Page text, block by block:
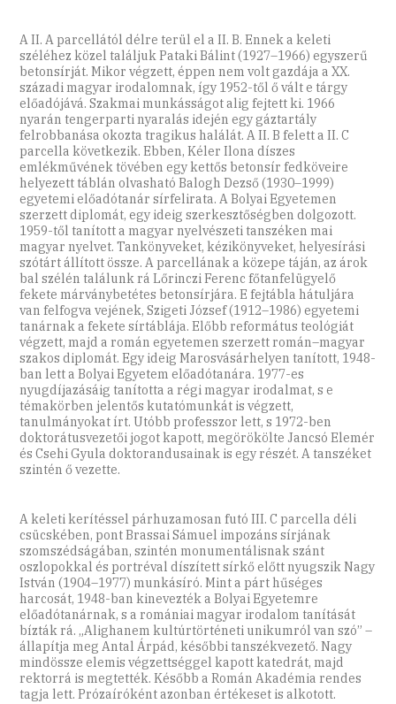
A II. A parcellától délre terül el a II. B. Ennek a keleti
széléhez közel találjuk Pataki Bálint (1927–1966) egyszerű
betonsírját. Mikor végzett, éppen nem volt gazdája a XX.
századi magyar irodalomnak, így 1952-től ő vált e tárgy
előadójává. Szakmai munkásságot alig fejtett ki. 1966
nyarán tengerparti nyaralás idején egy gáztartály
felrobbanása okozta tragikus halálát. A II. B felett a II. C
parcella következik. Ebben, Kéler Ilona díszes
emlékművének tövében egy kettős betonsír fedköveire
helyezett táblán olvasható Balogh Dezső (1930–1999)
egyetemi előadótanár sírfelirata. A Bolyai Egyetemen
szerzett diplomát, egy ideig szerkesztőségben dolgozott.
1959-től tanított a magyar nyelvészeti tanszéken mai
magyar nyelvet. Tankönyveket, kézikönyveket, helyesírási
szótárt állított össze. A parcellának a közepe táján, az árok
bal szélén találunk rá Lőrinczi Ferenc főtanfelügyelő
fekete márványbetétes betonsírjára. E fejtábla hátuljára
van felfogva vejének, Szigeti József (1912–1986) egyetemi
tanárnak a fekete sírtáblája. Előbb református teológiát
végzett, majd a román egyetemen szerzett román–magyar
szakos diplomát. Egy ideig Marosvásárhelyen tanított, 1948-
ban lett a Bolyai Egyetem előadótanára. 1977-es
nyugdíjazásáig tanította a régi magyar irodalmat, s e
témakörben jelentős kutatómunkát is végzett,
tanulmányokat írt. Utóbb professzor lett, s 1972-ben
doktorátusvezetői jogot kapott, megörökölte Jancsó Elemér
és Csehi Gyula doktorandusainak is egy részét. A tanszéket
szintén ő vezette.
A keleti kerítéssel párhuzamosan futó III. C parcella déli
csücskében, pont Brassai Sámuel impozáns sírjának
szomszédságában, szintén monumentálisnak szánt
oszlopokkal és portréval díszített sírkő előtt nyugszik Nagy
István (1904–1977) munkásíró. Mint a párt hűséges
harcosát, 1948-ban kinevezték a Bolyai Egyetemre
előadótanárnak, s a romániai magyar irodalom tanítását
bízták rá. „Alighanem kultúrtörténeti unikumról van szó” –
állapítja meg Antal Árpád, későbbi tanszékvezető. Nagy
mindössze elemis végzettséggel kapott katedrát, majd
rektorrá is megtették. Később a Román Akadémia rendes
tagja lett. Prózaíróként azonban értékeset is alkotott.